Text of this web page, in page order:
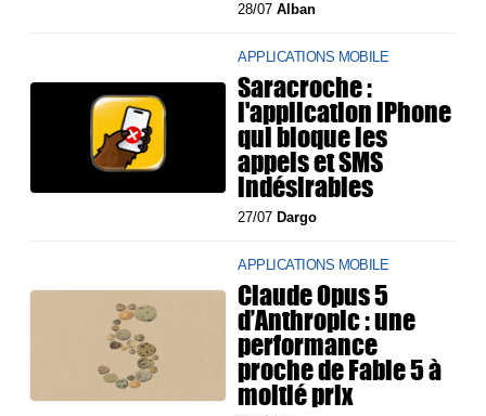
28/07Alban
APPLICATIONS MOBILE
Saracroche :
l'application iPhone
qui bloque les
appels et SMS
indésirables
27/07 Dargo
APPLICATIONS MOBILE
Claude Opus 5
d’Anthropic : une
performance
proche de Fable 5 à
moitié prix